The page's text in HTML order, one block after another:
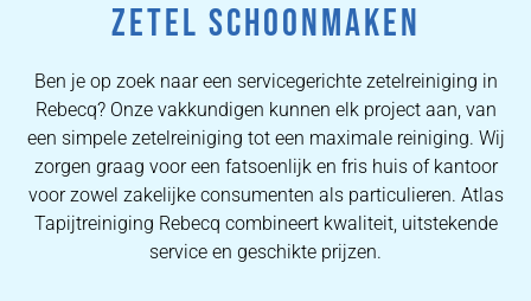
ZETEL SCHOONMAKEN
Ben je op zoek naar een servicegerichte zetelreiniging in
Rebecq? Onze vakkundigen kunnen elk project aan, van
een simpele zetelreiniging tot een maximale reiniging. Wij
zorgen graag voor een fatsoenlijk en fris huis of kantoor
voor zowel zakelijke consumenten als particulieren. Atlas
Tapijtreiniging Rebecq combineert kwaliteit, uitstekende
service en geschikte prijzen.